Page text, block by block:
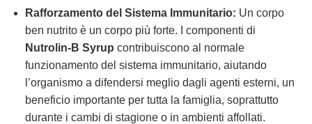
Rafforzamento del Sistema Immunitario: Un corpo
ben nutrito è un corpo più forte. I componenti di
Nutrolin-B Syrup contribuiscono al normale
funzionamento del sistema immunitario, aiutando
l’organismo a difendersi meglio dagli agenti esterni, un
beneficio importante per tutta la famiglia, soprattutto
durante i cambi di stagione o in ambienti affollati.